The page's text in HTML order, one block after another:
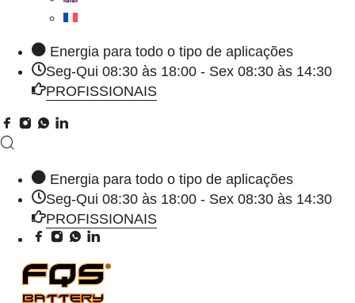
Energia para todo o tipo de aplicações
Seg-Qui 08:30 às 18:00 - Sex 08:30 às 14:30
PROFISSIONAIS
Energia para todo o tipo de aplicações
Seg-Qui 08:30 às 18:00 - Sex 08:30 às 14:30
PROFISSIONAIS